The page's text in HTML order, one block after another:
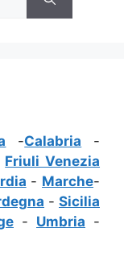
-Calabria -
Friuli Venezia
- Marche-
- Sicilia
- Umbria -